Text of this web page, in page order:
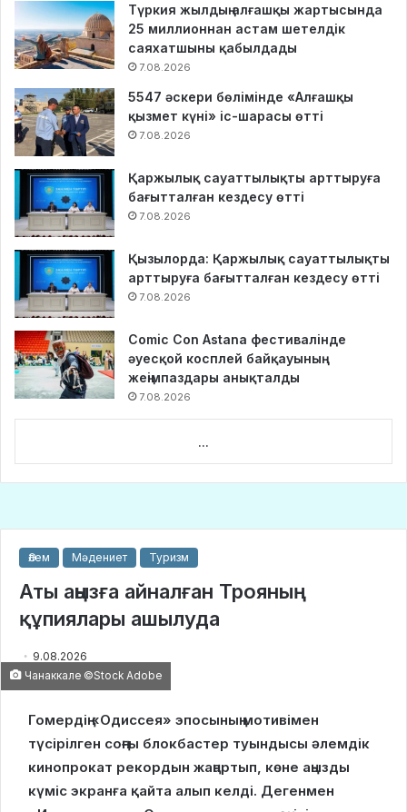
Түркия жылдың алғашқы жартысында
25 миллионнан астам шетелдік
саяхатшыны қабылдады
7.08.2026
5547 әскери бөлімінде «Алғашқы
қызмет күні» іс-шарасы өтті
7.08.2026
Қаржылық сауаттылықты арттыруға
бағытталған кездесу өтті
7.08.2026
Қызылорда: Қаржылық сауаттылықты
арттыруға бағытталған кездесу өтті
7.08.2026
Comic Con Astana фестивалінде
әуесқой косплей байқауының
жеңімпаздары анықталды
7.08.2026
...